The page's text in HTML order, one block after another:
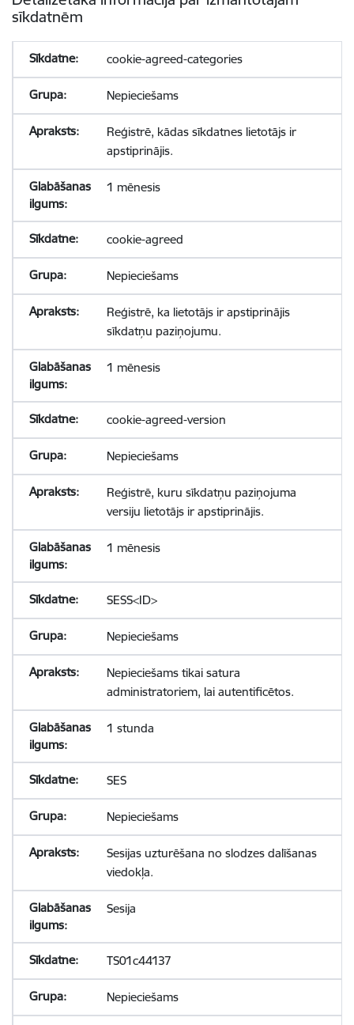
sīkdatnēm
cookie-agreed-categories
Nepieciešams
Reģistrē, kādas sīkdatnes lietotājs ir
apstiprinājis.
1 mēnesis
cookie-agreed
Nepieciešams
Reģistrē, ka lietotājs ir apstiprinājis
sīkdatņu paziņojumu.
1 mēnesis
cookie-agreed-version
Nepieciešams
Reģistrē, kuru sīkdatņu paziņojuma
versiju lietotājs ir apstiprinājis.
1 mēnesis
SESS<ID>
Nepieciešams
Nepieciešams tikai satura
administratoriem, lai autentificētos.
1 stunda
SES
Nepieciešams
Sesijas uzturēšana no slodzes dalīšanas
viedokļa.
Sesija
TS01c44137
Nepieciešams